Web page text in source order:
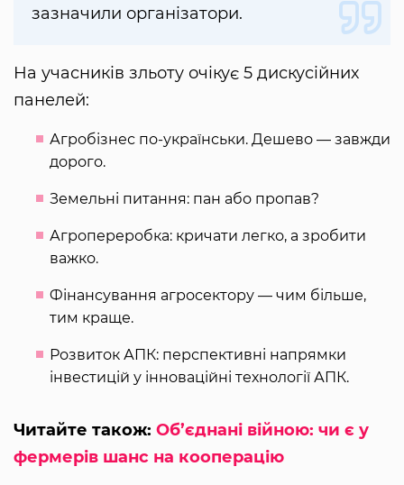
зазначили організатори.
На учасників зльоту очікує 5 дискусійних
панелей:
Агробізнес по-українськи. Дешево — завжди
дорого.
Земельні питання: пан або пропав?
Агропереробка: кричати легко, а зробити
важко.
Фінансування агросектору — чим більше,
тим краще.
Розвиток АПК: перспективні напрямки
інвестицій у інноваційні технології АПК.
Читайте також: Об’єднані війною: чи є у
фермерів шанс на кооперацію